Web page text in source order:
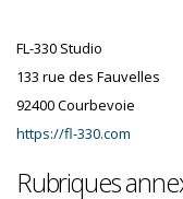
FL-330 Studio
133 rue des Fauvelles
92400 Courbevoie
https://fl-330.com
Rubriques